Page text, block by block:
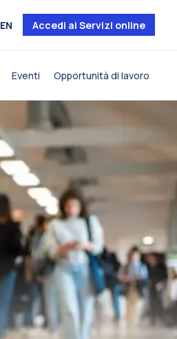
EN Accedi ai Servizi online
Eventi Opportunità di lavoro